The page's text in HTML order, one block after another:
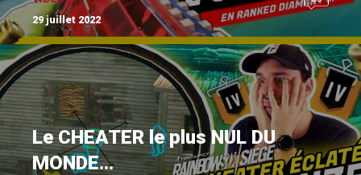
29 juillet 2022
Le CHEATER le plus NUL DU
MONDE...